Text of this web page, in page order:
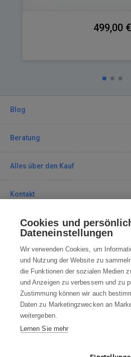
499,00 €
Blog
Beratung
Alles über den Kauf
Kontakt
Kontaktieren Sie uns
info@robotworld.de
+49 25 197 159 962 Mo-
ALLE KONTAKTE
WIDERRUFSBELEHRUNG
DATENSCHUTZERKLÄRUNG
Cookies und
Dateneinstellungen
Wir verwenden Cookies, um
und Nutzung der Website zu
die Funktionen der sozialen Medien
und Anzeigen zu verbessern und zu
Zustimmung können wir auch
Daten zu Marketingzwecken an
weitergeben.
Lernen Sie mehr